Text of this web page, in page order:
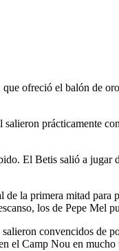
ofreció el balón de
prácticamente
El Betis salió a jugar
de la primera mitad
los de Pepe Mel
convencidos de
el Camp Nou en mucho